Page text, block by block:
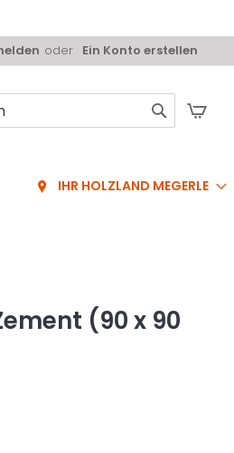
Ein Konto erstellen
IHR HOLZLAND MEGERLE
(90 x 90